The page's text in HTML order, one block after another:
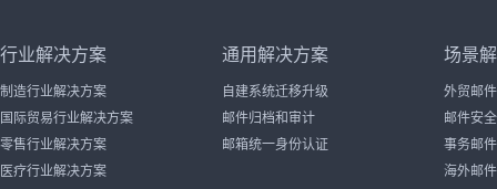
行业解决方案
制造行业解决方案
国际贸易行业解决方案
零售行业解决方案
医疗行业解决方案
通用解决方案
自建系统迁移升级
邮件归档和审计
邮箱统一身份认证
场景
外贸邮
邮件安
事务邮
海外邮